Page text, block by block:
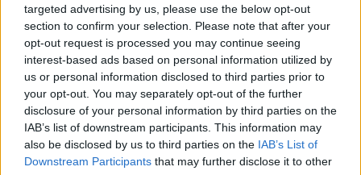
targeted advertising by us, please use the below opt-out
section to confirm your selection. Please note that after your
opt-out request is processed you may continue seeing
interest-based ads based on personal information utilized by
us or personal information disclosed to third parties prior to
your opt-out. You may separately opt-out of the further
disclosure of your personal information by third parties on the
IAB’s list of downstream participants. This information may
also be disclosed by us to third parties on the IAB’s List of
Downstream Participants that may further disclose it to other
ATTUALITÀ
Dall'asilo all'università, la
tecnologia sta ridisegnando il
processo educativo